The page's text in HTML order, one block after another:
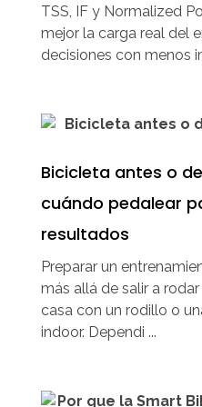
TSS, IF y Normalized
mejor la carga real del
decisiones con menos
Bicicleta antes o
cuándo pedalear
resultados
Preparar un
más allá de salir a
casa con un rodillo o
indoor. Dependi ...